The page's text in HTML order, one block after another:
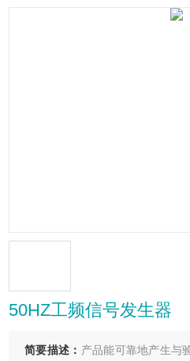
50HZ工频信号发生器
简要描述： 产品能可靠地产生与